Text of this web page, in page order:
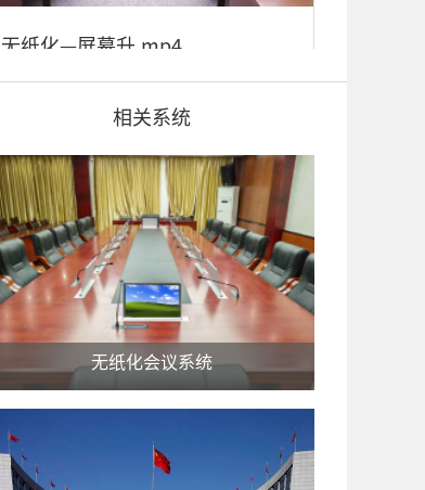
无纸化—屏幕升.mp4
无纸化—屏幕降.mp4
相关系统
无纸化会议系统